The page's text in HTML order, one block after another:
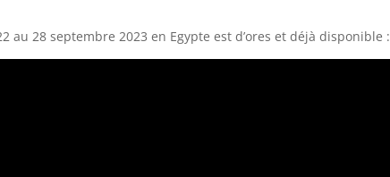
28 septembre 2023 en Egypte est d’ores et déjà disponible :